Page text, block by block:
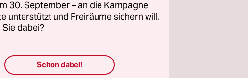
wer nicht auf
es 2001 von
30. September – an die Kampagne,
unterstützt und Freiräume sichern will,
dabei?
Schon dabei!